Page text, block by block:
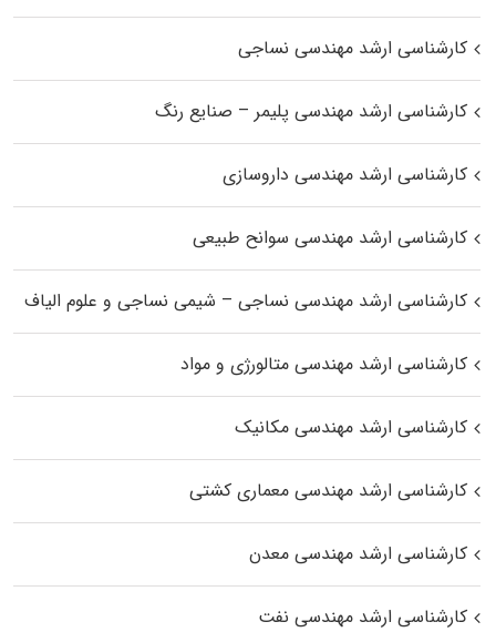
کارشناسی ارشد مهندسی نساجی
کارشناسی ارشد مهندسی پلیمر – صنایع رنگ
کارشناسی ارشد مهندسی داروسازی
کارشناسی ارشد مهندسی سوانح طبیعی
کارشناسی ارشد مهندسی نساجی – شیمی نساجی و علوم الیاف
کارشناسی ارشد مهندسی متالورژی و مواد
کارشناسی ارشد مهندسی مکانیک
کارشناسی ارشد مهندسی معماری کشتی
کارشناسی ارشد مهندسی معدن
کارشناسی ارشد مهندسی نفت